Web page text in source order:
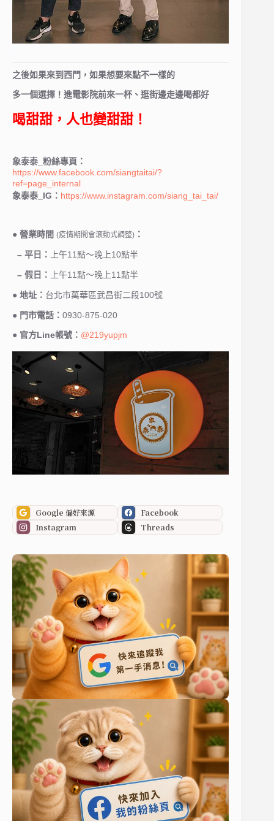
之後如果來到西門，如果想要來點不一樣的
多一個選擇！進電影院前來一杯、逛街邊走邊喝都好
喝甜甜，人也變甜甜！
象泰泰_粉絲專頁：
https://www.facebook.com/siangtaitai/?
ref=page_internal
象泰泰_IG： https://www.instagram.com/siang_tai_tai/
● 營業時間 (疫情期間會滾動式調整) ：
– 平日： 上午11點～晚上10點半
– 假日： 上午11點～晚上11點半
● 地址： 台北市萬華區武昌街二段100號⁣⁣
● 門市電話： 0930-875-020
● 官方Line帳號： @219yupjm
Google 偏好來源
Facebook
Instagram
Threads